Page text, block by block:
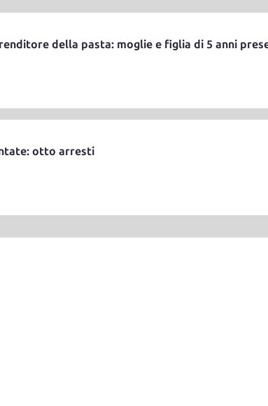
della pasta: moglie e figlia di 5 anni
otto arresti